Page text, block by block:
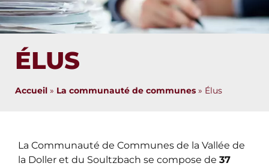
ÉLUS
Accueil » La communauté de communes » Élus
La Communauté de Communes de la Vallée de
la Doller et du Soultzbach se compose de 37